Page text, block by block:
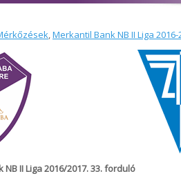
,Merkantil Bank NB II Liga 2016-
II Liga 2016/2017. 33. forduló